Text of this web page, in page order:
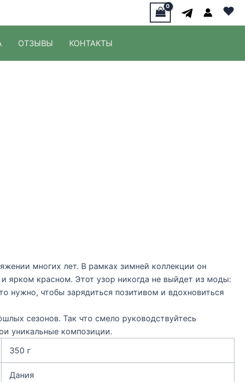
♥
ОТЗЫВЫ КОНТАКТЫ
многих лет. В рамках зимней коллекции он
ярком красном. Этот узор никогда не выйдет из моды:
нужно, чтобы зарядиться позитивом и вдохновиться
сезонов. Так что смело руководствуйтесь
уникальные композиции.
350 г
Дания